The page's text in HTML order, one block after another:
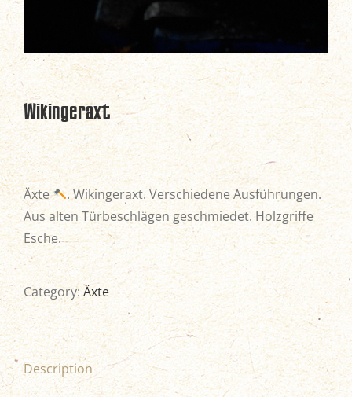
Wikingeraxt
Äxte
. Wikingeraxt. Verschiedene Ausführungen.
Aus alten Türbeschlägen geschmiedet. Holzgriffe
Esche.
Category:Äxte
Description